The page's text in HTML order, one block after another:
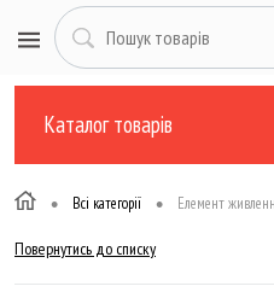
Каталог товарів
• Всі категорії • Елемент
Повернутись до списку